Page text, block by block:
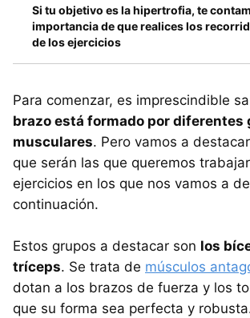
Si tu objetivo es la hipertrofia, te
importancia de que realices los
de los ejercicios
Para comenzar, es imprescindible
brazo está formado por diferentes
musculares. Pero vamos a
que serán las que queremos
ejercicios en los que nos vamos a
continuación.
Estos grupos a destacar son los
tríceps. Se trata de músculos
dotan a los brazos de fuerza y los
que su forma sea perfecta y